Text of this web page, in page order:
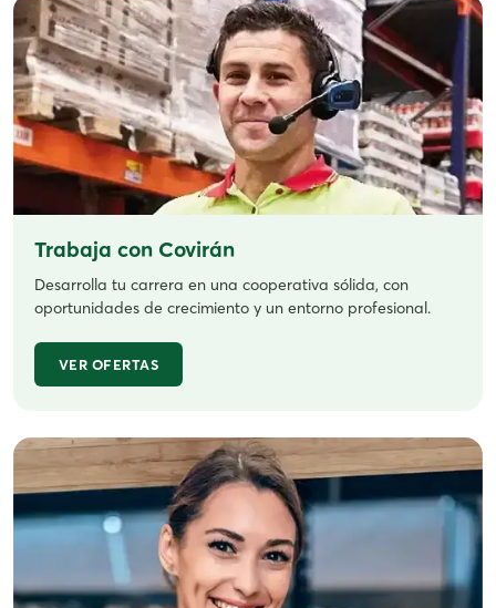
Trabaja con Covirán
Desarrolla tu carrera en una cooperativa sólida, con
oportunidades de crecimiento y un entorno profesional.
VER OFERTAS